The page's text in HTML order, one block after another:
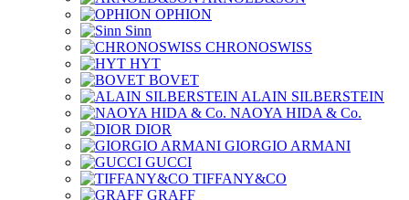
OPHION
Sinn
CHRONOSWISS
HYT
BOVET
ALAIN SILBERSTEIN
NAOYA HIDA & Co.
DIOR
GIORGIO ARMANI
GUCCI
TIFFANY&CO
GRAFF